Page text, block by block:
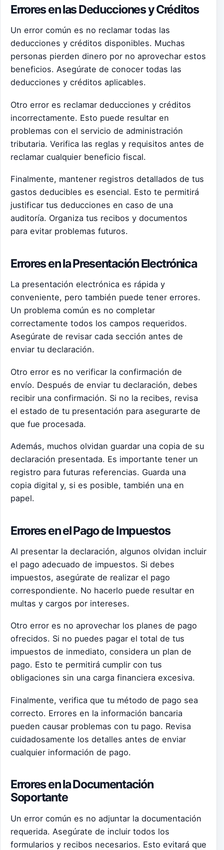
Errores en las Deducciones y Créditos
Un error común es no reclamar todas las
deducciones y créditos disponibles. Muchas
personas pierden dinero por no aprovechar estos
beneficios. Asegúrate de conocer todas las
deducciones y créditos aplicables.
Otro error es reclamar deducciones y créditos
incorrectamente. Esto puede resultar en
problemas con el servicio de administración
tributaria. Verifica las reglas y requisitos antes de
reclamar cualquier beneficio fiscal.
Finalmente, mantener registros detallados de tus
gastos deducibles es esencial. Esto te permitirá
justificar tus deducciones en caso de una
auditoría. Organiza tus recibos y documentos
para evitar problemas futuros.
Errores en la Presentación Electrónica
La presentación electrónica es rápida y
conveniente, pero también puede tener errores.
Un problema común es no completar
correctamente todos los campos requeridos.
Asegúrate de revisar cada sección antes de
enviar tu declaración.
Otro error es no verificar la confirmación de
envío. Después de enviar tu declaración, debes
recibir una confirmación. Si no la recibes, revisa
el estado de tu presentación para asegurarte de
que fue procesada.
Además, muchos olvidan guardar una copia de su
declaración presentada. Es importante tener un
registro para futuras referencias. Guarda una
copia digital y, si es posible, también una en
papel.
Errores en el Pago de Impuestos
Al presentar la declaración, algunos olvidan incluir
el pago adecuado de impuestos. Si debes
impuestos, asegúrate de realizar el pago
correspondiente. No hacerlo puede resultar en
multas y cargos por intereses.
Otro error es no aprovechar los planes de pago
ofrecidos. Si no puedes pagar el total de tus
impuestos de inmediato, considera un plan de
pago. Esto te permitirá cumplir con tus
obligaciones sin una carga financiera excesiva.
Finalmente, verifica que tu método de pago sea
correcto. Errores en la información bancaria
pueden causar problemas con tu pago. Revisa
cuidadosamente los detalles antes de enviar
cualquier información de pago.
Errores en la Documentación
Soportante
Un error común es no adjuntar la documentación
requerida. Asegúrate de incluir todos los
formularios y recibos necesarios. Esto evitará que